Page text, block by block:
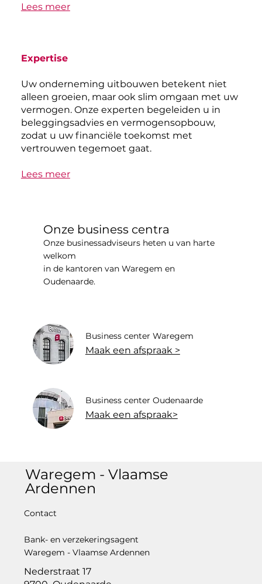
Onze business centra
Onze businessadviseurs heten u van harte
welkom
in de kantoren van Waregem en
Oudenaarde.
Business center Waregem
Maak een afspraak >
Business center Oudenaarde
Maak een afspraak>
Lees meer
Expertise
Uw onderneming uitbouwen betekent niet
alleen groeien, maar ook slim omgaan met uw
vermogen. Onze experten begeleiden u in
beleggingsadvies en vermogensopbouw,
zodat u uw financiële toekomst met
vertrouwen tegemoet gaat.
Lees meer
Waregem - Vlaamse
Ardennen
Contact
Bank- en verzekeringsagent
Waregem - Vlaamse Ardennen
Nederstraat 17